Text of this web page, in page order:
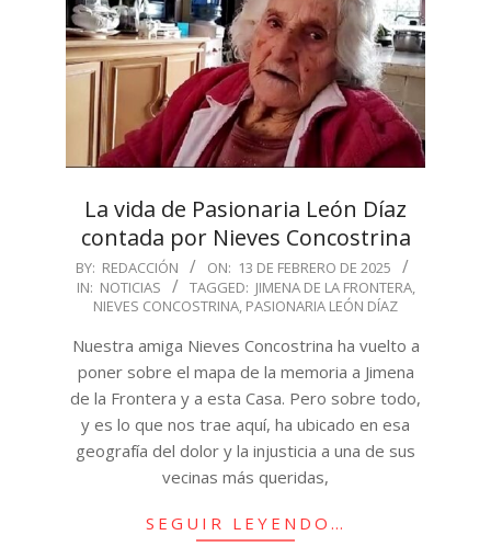
La vida de Pasionaria León Díaz
contada por Nieves Concostrina
2025-
02-
BY: REDACCIÓN ON: 13 DE FEBRERO DE 2025
IN: NOTICIAS TAGGED: JIMENA DE LA FRONTERA,
NIEVES CONCOSTRINA, PASIONARIA LEÓN DÍAZ
Nuestra amiga Nieves Concostrina ha vuelto a
poner sobre el mapa de la memoria a Jimena
de la Frontera y a esta Casa. Pero sobre todo,
y es lo que nos trae aquí, ha ubicado en esa
geografía del dolor y la injusticia a una de sus
vecinas más queridas,
SEGUIR LEYENDO…